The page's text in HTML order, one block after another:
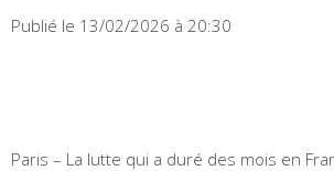
Publié le 13/02/2026 à 20:30
Paris – La lutte qui a duré des mois en